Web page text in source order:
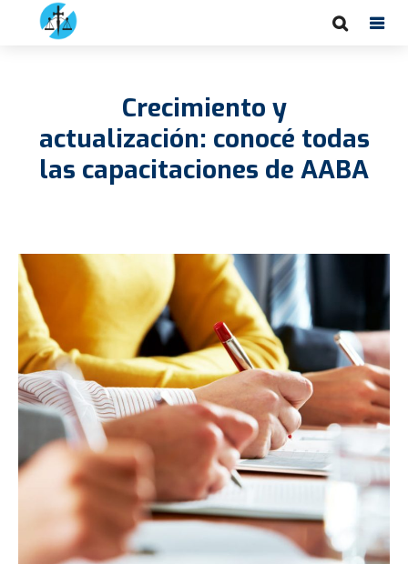
Crecimiento y
actualización: conocé todas
las capacitaciones de AABA